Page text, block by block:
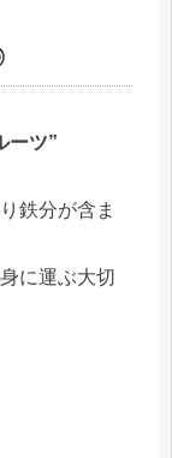
ーツ”
鉄分が含ま
に運ぶ大切